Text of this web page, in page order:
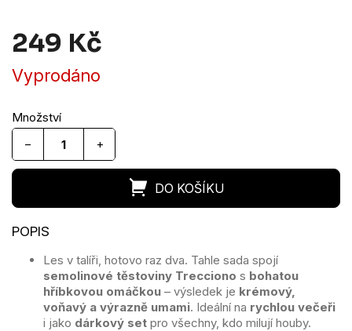
249 Kč
Vyprodáno
+
−
Les v talíři, hotovo raz dva. Tahle sada spojí
semolinové těstoviny Trecciono s bohatou
hříbkovou omáčkou – výsledek je krémový,
voňavý a výrazně umami. Ideální na rychlou večeři
i jako dárkový set pro všechny, kdo milují houby.